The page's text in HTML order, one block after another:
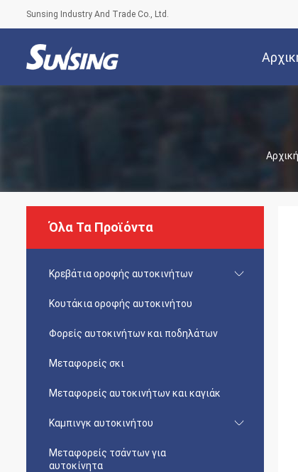
Sunsing Industry And Trade Co., Ltd.
Όλα Τα Προϊόντα
Κρεβάτια οροφής αυτοκινήτων
Κουτάκια οροφής αυτοκινήτου
Φορείς αυτοκινήτων και ποδηλάτων
Μεταφορείς σκι
Μεταφορείς αυτοκινήτων και καγιάκ
Καμπινγκ αυτοκινήτου
Μεταφορείς τσάντων για
αυτοκίνητα